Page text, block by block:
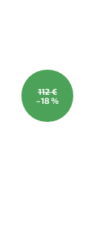
112 €
–18 %